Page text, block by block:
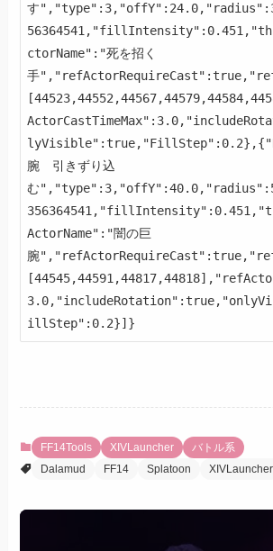
す
ctorName":"死を招く
手
腕　引きずり込
む
ActorName":"闇の巨
腕
illStep":0.2}]}
FF14Tools XIVLauncher
バトル系
Dalamud
FF14 Splatoon XIVLauncher